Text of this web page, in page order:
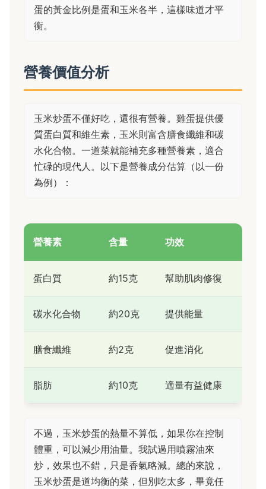
蛋的黃金比例是蛋和玉米各半，這樣味道才平
衡。
營養價值分析
玉米炒蛋不僅好吃，還很有營養。雞蛋提供優
質蛋白質和維生素，玉米則富含膳食纖維和碳
水化合物。一道菜就能補充多種營養素，適合
忙碌的現代人。以下是營養成分估算（以一份
為例）：
營養素 含量 功效
蛋白質 約15克 幫助肌肉修復
碳水化合物 約20克 提供能量
膳食纖維 約2克 促進消化
脂肪 約10克 適量有益健康
不過，玉米炒蛋的熱量不算低，如果你在控制
體重，可以減少用油量。我試過用噴霧油來
炒，效果也不錯，只是香氣略減。總的來說，
玉米炒蛋是道均衡的菜，但別吃太多，畢竟任